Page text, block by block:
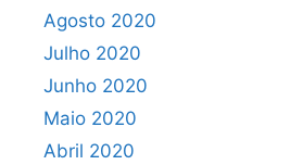
Agosto 2020
Julho 2020
Junho 2020
Maio 2020
Abril 2020